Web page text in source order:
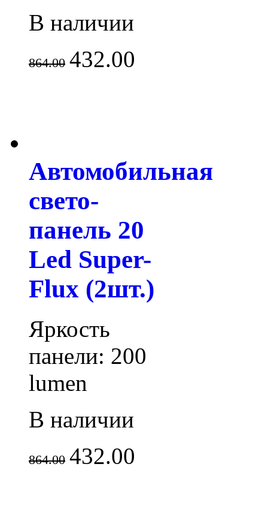
В наличии
864.00 432.00
Автомобильная
свето-
панель 20
Led Super-
Flux (2шт.)
Яркость
панели: 200
lumen
В наличии
864.00 432.00